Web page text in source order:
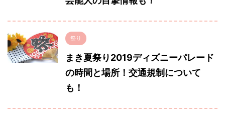
祭り
まき夏祭り2019ディズニーパレード
の時間と場所！交通規制について
も！